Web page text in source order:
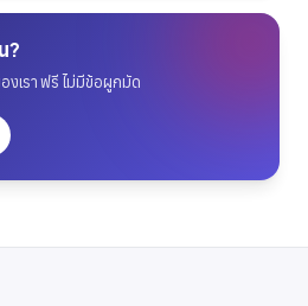
?
เรา ฟรี ไม่มีข้อผูกมัด